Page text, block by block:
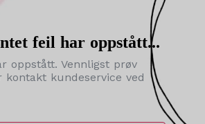
feil har oppstått...
oppstått. Vennligst prøv
kontakt kundeservice ved